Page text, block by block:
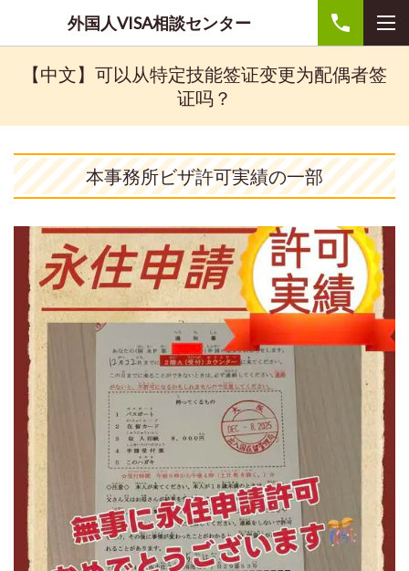
外国人VISA相談センター
【中文】可以从特定技能签证变更为配偶者签
证吗？
本事務所ビザ許可実績の一部